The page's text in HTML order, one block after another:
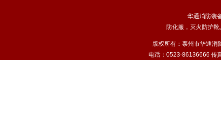
华通消防装
防化服 ， 灭火防护靴,
版权所有：泰州市华通消
电话：0523-86136666 传